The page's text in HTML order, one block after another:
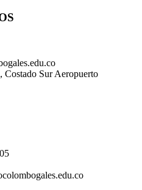
Costado Sur Aeropuerto